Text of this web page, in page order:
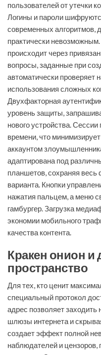
пользователей от утечки
Логины и пароли
современных
практически
происходит через
вопросы, заданные при
автоматически проверяет
использования сложных
Двухфакторная
уровень защиты,
нового устройства.
времени, что
аккаунтом
адаптирована под
планшетов, сохраняя весь
варианта. Кнопки
нажатия пальцем, а меню
гамбургер. Загрузка
экономии мобильного
качества контента.
Кракен онион и
пространство
Для тех, кто ценит
специальный протокол
адрес позволяет заходить
шлюзы интернета и
создает эффект полной
наблюдателей и цензоров,